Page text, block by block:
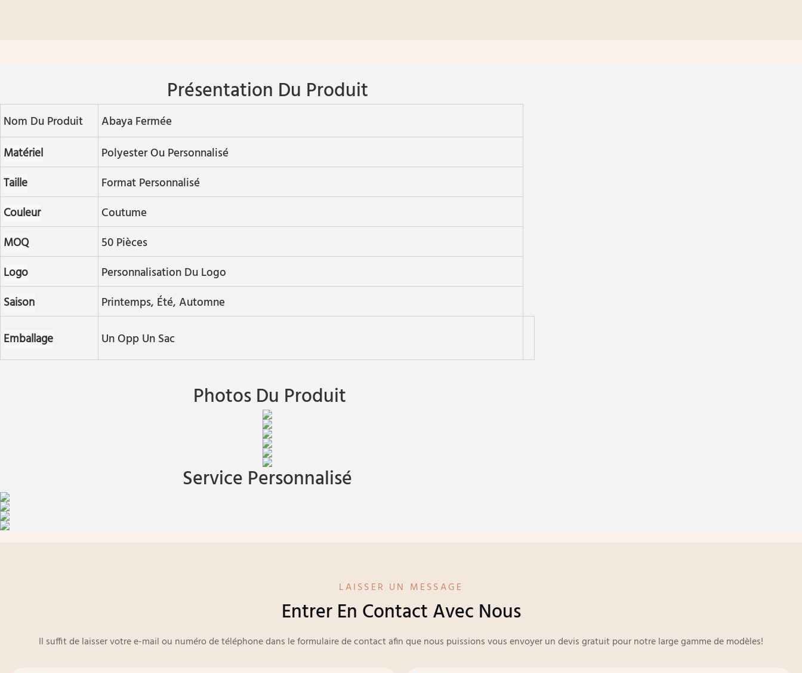
Présentation Du Produit
Nom Du Produit
Abaya Fermée
Matériel
Polyester Ou Personnalisé
Taille
Format Personnalisé
Couleur
Coutume
MOQ
50 Pièces
Logo
Personnalisation Du Logo
Saison
Printemps, Été, Automne
Emballage Un Opp Un Sac
Photos Du Produit
Service Personnalisé
LAISSER UN MESSAGE
Entrer En Contact Avec Nous
Il suffit de laisser votre e-mail ou numéro de téléphone dans le formulaire de contact afin que nous puissions vous envoyer un devis gratuit pour notre large gamme de modèles!